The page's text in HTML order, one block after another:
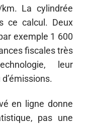
La cylindrée
ce calcul. Deux
exemple 1 600
fiscales très
leur
en ligne donne
pas une